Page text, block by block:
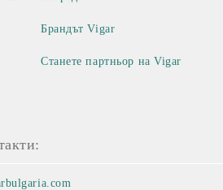
Брандът Vigar
Станете партньор на Vigar